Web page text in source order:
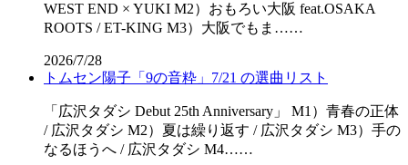
WEST END × YUKI M2）おもろい大阪 feat.OSAKA
ROOTS / ET-KING M3）大阪でもま……
2026/7/28
トムセン陽子「9の音粋」7/21 の選曲リスト
「広沢タダシ Debut 25th Anniversary」 M1）青春の正体
/ 広沢タダシ M2）夏は繰り返す / 広沢タダシ M3）手の
なるほうへ / 広沢タダシ M4……